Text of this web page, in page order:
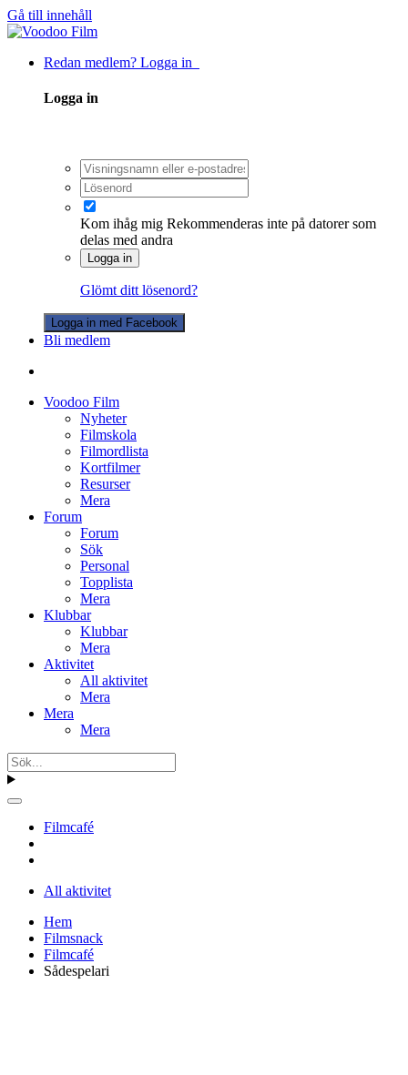
Gå till innehåll
Redan medlem? Logga in
Logga in
Kom ihåg mig Rekommenderas inte på datorer som
delas med andra
Logga in
Glömt ditt lösenord?
Logga in med Facebook
Bli medlem
Voodoo Film
Nyheter
Filmskola
Filmordlista
Kortfilmer
Resurser
Mera
Forum
Forum
Sök
Personal
Topplista
Mera
Klubbar
Klubbar
Mera
Aktivitet
All aktivitet
Mera
Mera
Mera
Filmcafé
All aktivitet
Hem
Filmsnack
Filmcafé
Sådespelari